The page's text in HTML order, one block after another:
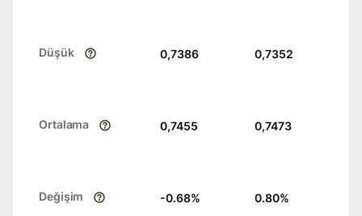
Düşük 0,7386 0,7352
Ortalama 0,7455 0,7473
Değişim -0.68% 0.80%